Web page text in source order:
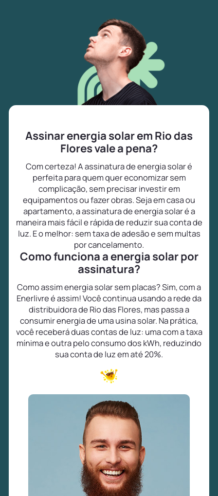
Assinar energia solar em Rio das
Flores vale a pena?
Com certeza! A assinatura de energia solar é
perfeita para quem quer economizar sem
complicação, sem precisar investir em
equipamentos ou fazer obras. Seja em casa ou
apartamento, a assinatura de energia solar é a
maneira mais fácil e rápida de reduzir sua conta de
luz. E o melhor: sem taxa de adesão e sem multas
por cancelamento.
Como funciona a energia solar por
assinatura?
Como assim energia solar sem placas? Sim, com a
Enerlivre é assim! Você continua usando a rede da
distribuidora de Rio das Flores, mas passa a
consumir energia de uma usina solar. Na prática,
você receberá duas contas de luz: uma com a taxa
mínima e outra pelo consumo dos kWh, reduzindo
sua conta de luz em até 20%.